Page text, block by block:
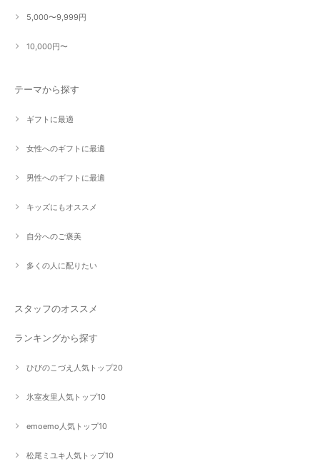
5,000〜9,999円
10,000円〜
テーマから探す
ギフトに最適
女性へのギフトに最適
男性へのギフトに最適
キッズにもオススメ
自分へのご褒美
多くの人に配りたい
スタッフのオススメ
ランキングから探す
ひびのこづえ人気トップ20
氷室友里人気トップ10
emoemo人気トップ10
松尾ミユキ人気トップ10